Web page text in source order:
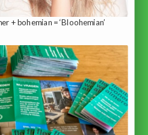
+ bohemian = ‘Bloohemian’